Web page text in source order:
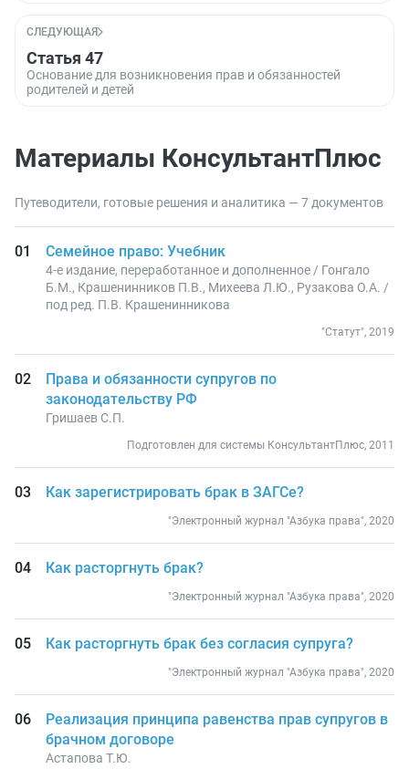
СЛЕДУЮЩАЯ
Статья 47
Основание для возникновения прав и обязанностей
родителей и детей
Материалы КонсультантПлюс
Путеводители, готовые решения и аналитика — 7 документов
Семейное право: Учебник
4-е издание, переработанное и дополненное / Гонгало
Б.М., Крашенинников П.В., Михеева Л.Ю., Рузакова О.А. /
под ред. П.В. Крашенинникова
"Статут", 2019
Права и обязанности супругов по
законодательству РФ
Гришаев С.П.
Подготовлен для системы КонсультантПлюс, 2011
Как зарегистрировать брак в ЗАГСе?
"Электронный журнал "Азбука права", 2020
Как расторгнуть брак?
"Электронный журнал "Азбука права", 2020
Как расторгнуть брак без согласия супруга?
"Электронный журнал "Азбука права", 2020
Реализация принципа равенства прав супругов в
брачном договоре
Астапова Т.Ю.